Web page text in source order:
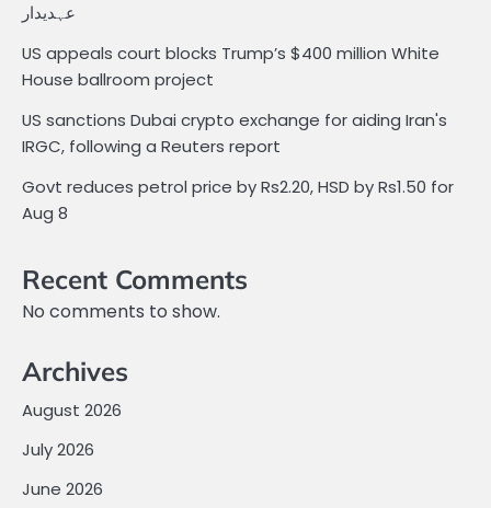
عہدیدار
US appeals court blocks Trump’s $400 million White
House ballroom project
US sanctions Dubai crypto exchange for aiding Iran's
IRGC, following a Reuters report
Govt reduces petrol price by Rs2.20, HSD by Rs1.50 for
Aug 8
Recent Comments
No comments to show.
Archives
August 2026
July 2026
June 2026